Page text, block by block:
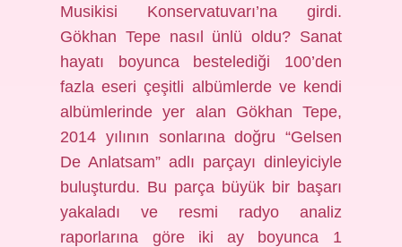
Musikisi Konservatuvarı’na girdi.
Gökhan Tepe nasıl ünlü oldu? Sanat
hayatı boyunca bestelediği 100’den
fazla eseri çeşitli albümlerde ve kendi
albümlerinde yer alan Gökhan Tepe,
2014 yılının sonlarına doğru “Gelsen
De Anlatsam” adlı parçayı dinleyiciyle
buluşturdu. Bu parça büyük bir başarı
yakaladı ve resmi radyo analiz
raporlarına göre iki ay boyunca 1